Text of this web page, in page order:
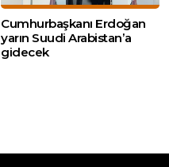
Cumhurbaşkanı Erdoğan
yarın Suudi Arabistan’a
gidecek